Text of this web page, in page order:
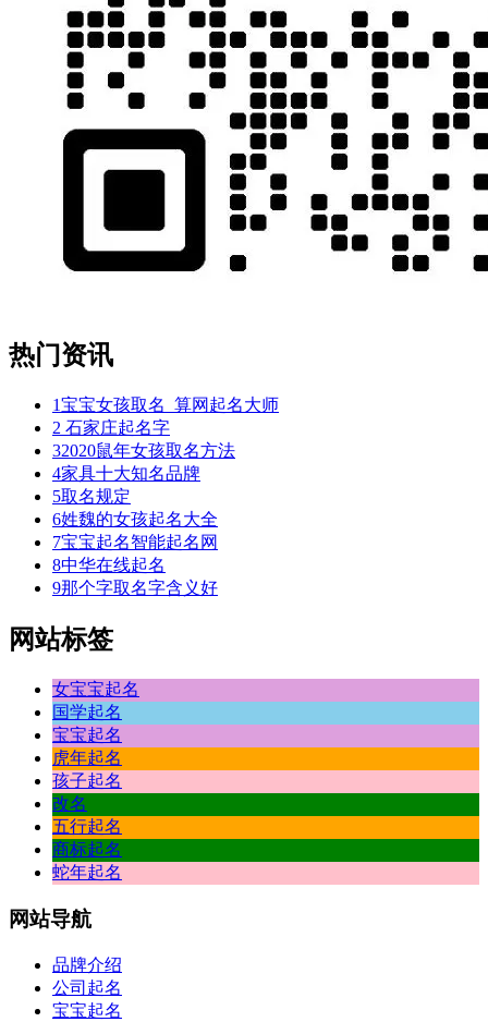
热门资讯
1宝宝女孩取名_算网起名大师
2 石家庄起名字
32020鼠年女孩取名方法
4家具十大知名品牌
5取名规定
6姓魏的女孩起名大全
7宝宝起名智能起名网
8中华在线起名
9那个字取名字含义好
网站标签
女宝宝起名
国学起名
宝宝起名
虎年起名
孩子起名
改名
五行起名
商标起名
蛇年起名
网站导航
品牌介绍
公司起名
宝宝起名